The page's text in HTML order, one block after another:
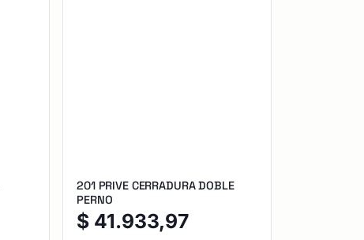
201 PRIVE CERRADURA DOBLE
PERNO
$ 41.933,97